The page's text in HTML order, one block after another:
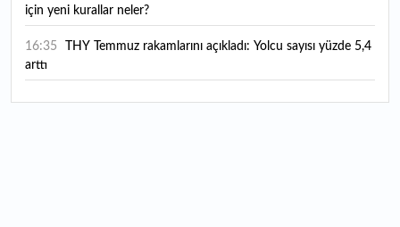
için yeni kurallar neler?
16:35
arttı
16:27 Piyasaların beklediği veri geldi: ABD tarım dışı istihdam